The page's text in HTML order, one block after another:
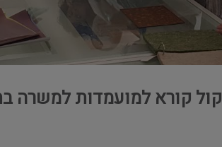
קול קורא למועמדות למשרה